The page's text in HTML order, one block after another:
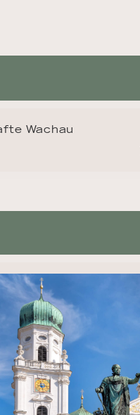
Wachau